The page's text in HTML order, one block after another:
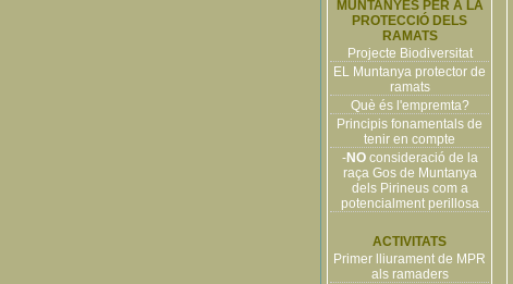
MUNTANYES PER A LA
PROTECCIÓ DELS
RAMATS
Projecte Biodiversitat
EL Muntanya protector de
ramats
Què és l'empremta?
Principis fonamentals de
tenir en compte
-NOconsideració de la
raça Gos de Muntanya
dels Pirineus com a
potencialment perillosa
ACTIVITATS
Primer lliurament de MPR
als ramaders